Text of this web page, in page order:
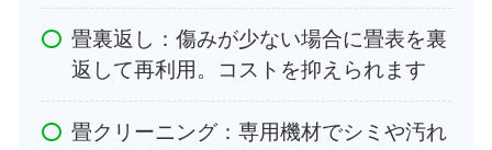
畳裏返し：傷みが少ない場合に畳表を裏
返して再利用。コストを抑えられます
畳クリーニング：専用機材でシミや汚れ